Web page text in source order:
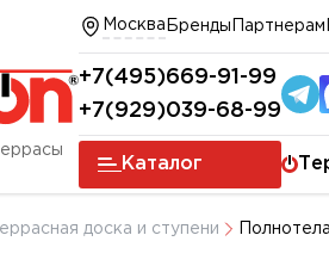
Москва Бренды Партнерам
+7(495)669-91-99
+7(929)039-68-99
Каталог
доска и ступени